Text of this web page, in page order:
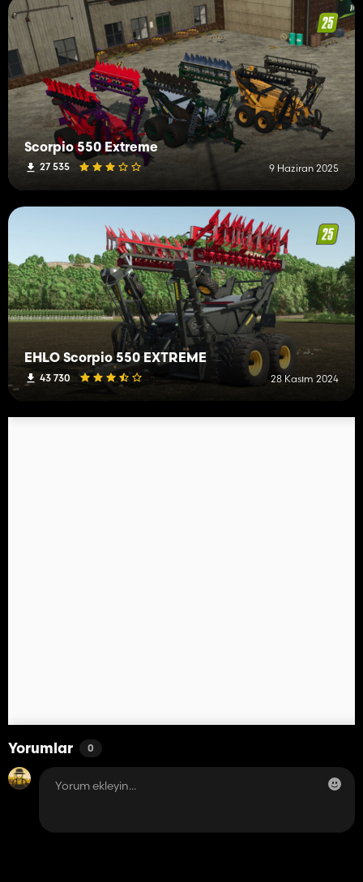
Scorpio 550 Extreme
27 535 9 Haziran 2025
EHLO Scorpio 550 EXTREME
43 730 28 Kasım 2024
Yorumlar 0